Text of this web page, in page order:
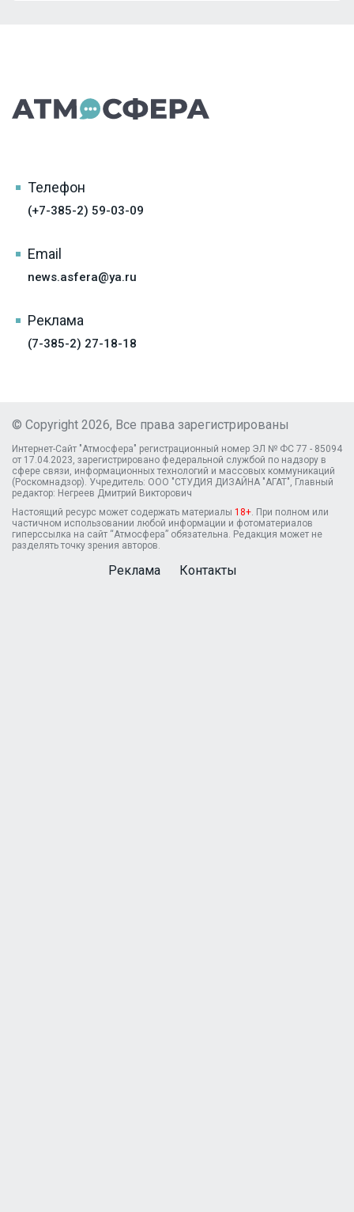
Телефон
(+7-385-2) 59-03-09
Email
news.asfera@ya.ru
Реклама
(7-385-2) 27-18-18
© Copyright 2026, Все права зарегистрированы
Интернет-Сайт "Атмосфера" регистрационный номер ЭЛ № ФС 77 - 85094
от 17.04.2023, зарегистрировано федеральной службой по надзору в
сфере связи, информационных технологий и массовых коммуникаций
(Роскомнадзор). Учредитель: ООО "СТУДИЯ ДИЗАЙНА "АГАТ", Главный
редактор: Негреев Дмитрий Викторович
Настоящий ресурс может содержать материалы 18+. При полном или
частичном использовании любой информации и фотоматериалов
гиперссылка на сайт “Атмосфера” обязательна. Редакция может не
разделять точку зрения авторов.
Реклама Контакты